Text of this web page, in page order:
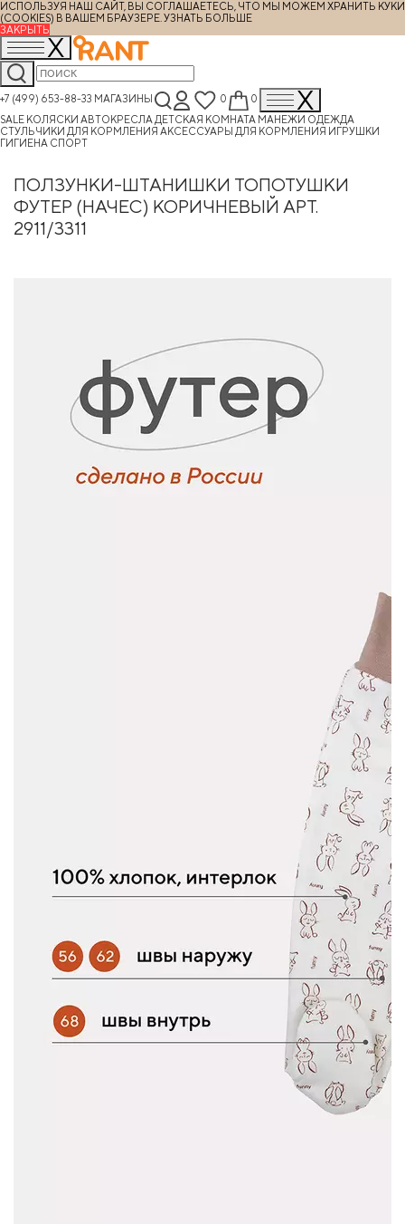
ИСПОЛЬЗУЯ НАШ САЙТ, ВЫ СОГЛАШАЕТЕСЬ, ЧТО МЫ МОЖЕМ ХРАНИТЬ КУКИ
(COOKIES) В ВАШЕМ БРАУЗЕРЕ. УЗНАТЬ БОЛЬШЕ
ЗАКРЫТЬ
+7 (499) 653-88-33 МАГАЗИНЫ 0
0
SALE КОЛЯСКИ АВТОКРЕСЛА ДЕТСКАЯ КОМНАТА МАНЕЖИ ОДЕЖДА
СТУЛЬЧИКИ ДЛЯ КОРМЛЕНИЯ АКСЕССУАРЫ ДЛЯ КОРМЛЕНИЯ ИГРУШКИ
ГИГИЕНА СПОРТ
ПОЛЗУНКИ-ШТАНИШКИ ТОПОТУШКИ
ФУТЕР (НАЧЕС) КОРИЧНЕВЫЙ АРТ.
2911/3311